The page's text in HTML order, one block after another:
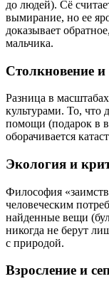
до людей). Сё
вымирание, но ее
доказывает
мальчика.
Столкновение
Разница в
культурами. То, что
помощи (подарок в
оборачивается
Экология и
Философия
человеческим
найденные вещи
никогда не берут
с природой.
Взросление и